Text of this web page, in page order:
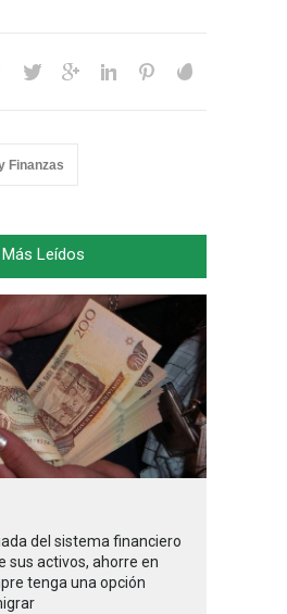
Finanzas
Más Leídos
del sistema financiero
sus activos, ahorre en
tenga una opción